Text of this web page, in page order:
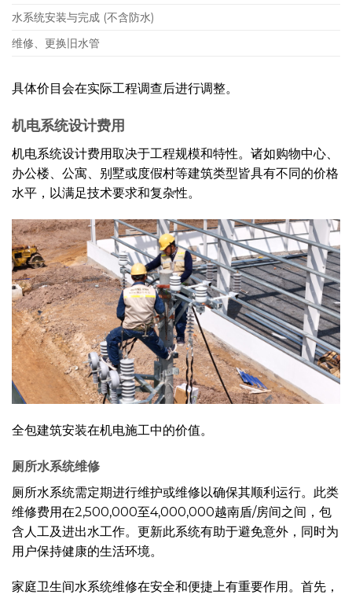
水系统安装与完成 (不含防水)
维修、更换旧水管
具体价目会在实际工程调查后进行调整。
机电系统设计费用
机电系统设计费用取决于工程规模和特性。诸如购物中心、
办公楼、公寓、别墅或度假村等建筑类型皆具有不同的价格
水平，以满足技术要求和复杂性。
全包建筑安装在机电施工中的价值。
厕所水系统维修
厕所水系统需定期进行维护或维修以确保其顺利运行。此类
维修费用在2,500,000至4,000,000越南盾/房间之间，包
含人工及进出水工作。更新此系统有助于避免意外，同时为
用户保持健康的生活环境。
家庭卫生间水系统维修在安全和便捷上有重要作用。首先，